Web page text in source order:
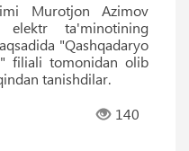
Murotjon Azimov
ta'minotining
"Qashqadaryo
filiali tomonidan olib
tanishdilar.
140